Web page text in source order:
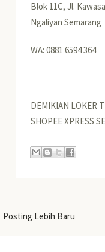
Blok 11C, Jl.
Ngaliyan Semarang
WA: 0881 6594 364
DEMIKIAN LOKER
SHOPEE XPRESS
Posting Lebih Baru